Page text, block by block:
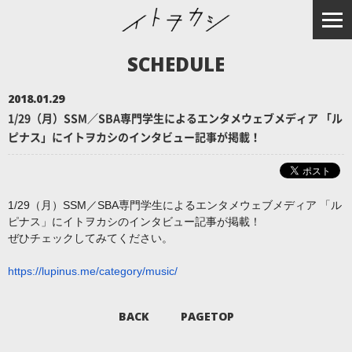
SCHEDULE
2018.01.29
1/29（月）SSM／SBA専門学生によるエンタメウェブメディア 「ル
ピナス」にイトヲカシのインタビュー記事が掲載！
1/29（月）SSM／SBA専門学生によるエンタメウェブメディア 「ル
ピナス」にイトヲカシのインタビュー記事が掲載！
ぜひチェックしてみてください。
https://lupinus.me/category/music/
BACK PAGETOP